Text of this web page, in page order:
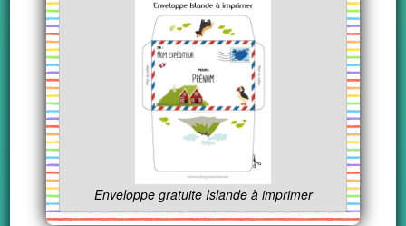
Enveloppe gratuite Islande à imprimer